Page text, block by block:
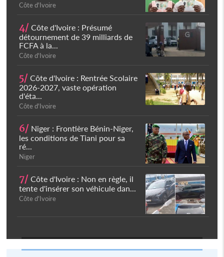
Côte d'Ivoire
4/ Côte d'Ivoire : Présumé
détournement de 39 milliards de
FCFA à la...
Côte d'Ivoire
5/ Côte d'Ivoire : Rentrée Scolaire
2026-2027, vaste opération
d'éta...
Côte d'Ivoire
6/ Niger : Frontière Bénin-Niger,
les conditions de Tiani pour sa
ré...
Niger
7/ Côte d'Ivoire : Non en règle, il
tente d'insérer son véhicule dan...
Côte d'Ivoire